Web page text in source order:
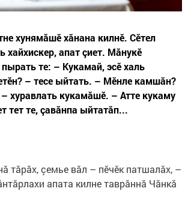
хунямăшӗ хăнана килнӗ. Сӗтел
хайхискер, апат çиет. Мăнукӗ
те: – Кукамай, эсӗ халь
– тесе ыйтать. – Мӗнле камшăн?
хуравлать кукамăшӗ. – Атте кукаму
тет те, çавăнпа ыйтатăп...
тăрăх, çемье вăл – пӗчӗк патшалăх, –
апата килне таврăннă Чăнкă